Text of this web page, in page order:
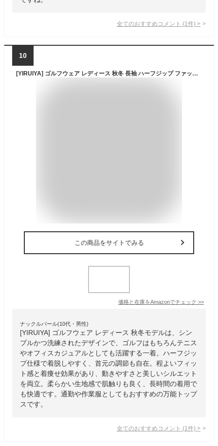
全てのおすすめコメント (1 件) >
10
[YIRUIYA] ゴルフウェア レディース 秋冬 長袖 ハーフジップ ファッション シンプル 着痩せ テニスウェァ 長袖 事務服 オフィス制服 作業服 通勤 M
この商品をサイトでみる
価格と在庫をAmazonでチェック >>
ナックルバール(10代・男性)
[YIRUIYA] ゴルフウェア レディース 秋冬モデルは、シン
プルかつ洗練されたデザインで、ゴルフはもちろんテニス
やオフィスカジュアルとしても活躍する一着。ハーフジッ
プ仕様で着脱しやすく、首元の調節も自在。程よいフィッ
ト感と着痩せ効果があり、動きやすさと美しいシルエット
を両立。柔らかい生地感で肌触りも良く、長時間の着用で
も快適です。通勤や作業服としてもおすすめの万能トップ
スです。
全てのおすすめコメント (1 件) >